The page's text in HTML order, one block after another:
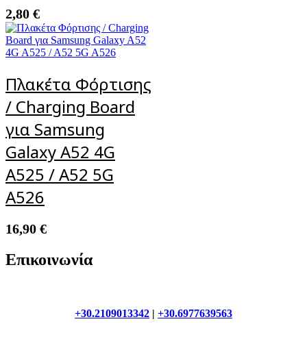
2,80 €
Πλακέτα Φόρτισης
/ Charging Board
για Samsung
Galaxy A52 4G
A525 / A52 5G
A526
16,90 €
Επικοινωνία
+30.2109013342 | +30.6977639563